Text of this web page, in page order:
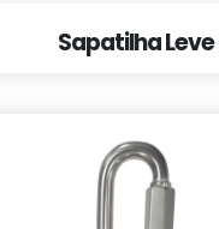
Sapatilha Leve